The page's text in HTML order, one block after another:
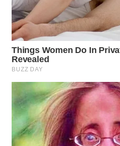
KEPULAUAN
SERIBU
WN
TANGERANG
WN
BINJAI
WN
CIREBON